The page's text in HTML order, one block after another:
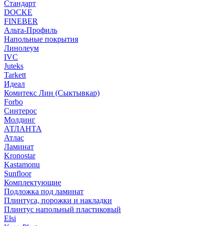
Стандарт
DOCKE
FINEBER
Альта-Профиль
Напольные покрытия
Линолеум
IVC
Juteks
Tarkett
Идеал
Комитекс Лин (Сыктывкар)
Forbo
Синтерос
Молдинг
АТЛАНТА
Атлас
Ламинат
Kronostar
Kastamonu
Sunfloor
Комплектующие
Подложка под ламинат
Плинтуса, порожки и накладки
Плинтус напольный пластиковый
Elsi